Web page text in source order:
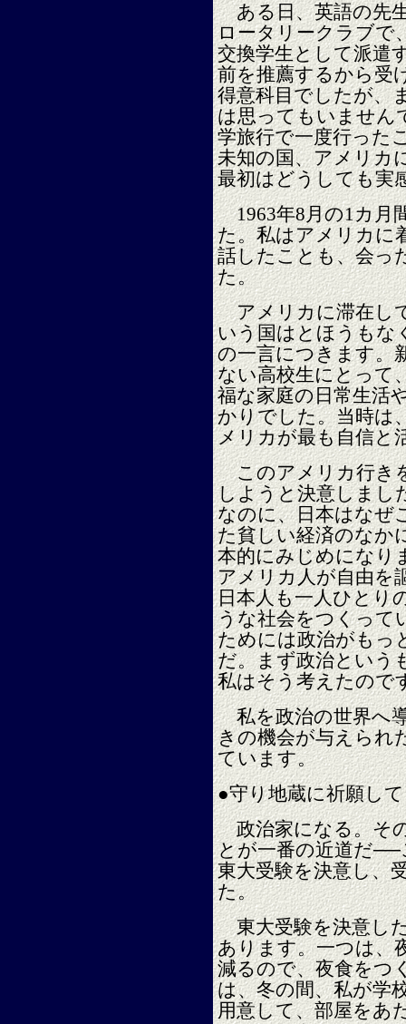
ある日、英語の先
ロータリークラブで
交換学生として派遣
前を推薦するから受
得意科目でしたが、
は思ってもいません
学旅行で一度行った
未知の国、アメリカ
最初はどうしても実
1963年8月の1カ月
た。私はアメリカに
話したことも、会っ
た。
アメリカに滞在し
いう国はとほうもな
の一言につきます。
ない高校生にとって
福な家庭の日常生活
かりでした。当時は
メリカが最も自信と
このアメリカ行き
しようと決意しまし
なのに、日本はなぜ
た貧しい経済のなか
本的にみじめになり
アメリカ人が自由を
日本人も一人ひとり
うな社会をつくって
ためには政治がもっ
だ。まず政治という
私はそう考えたので
私を政治の世界へ
きの機会が与えられ
ています。
●守り地蔵に祈願し
政治家になる。そ
とが一番の近道だ──
東大受験を決意し、
た。
東大受験を決意し
あります。一つは、
減るので、夜食をつ
は、冬の間、私が学
用意して、部屋をあ